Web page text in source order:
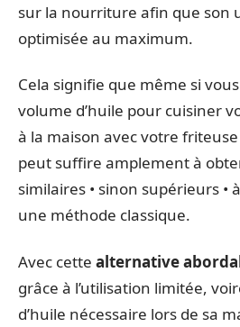
sur la nourriture afin que son
optimisée au maximum.
Cela signifie que même si
volume d’huile pour cuisiner
à la maison avec votre
peut suffire amplement à
similaires • sinon supérieurs •
une méthode classique.
Avec cette alternative
grâce à l’utilisation limitée,
d’huile nécessaire lors de sa